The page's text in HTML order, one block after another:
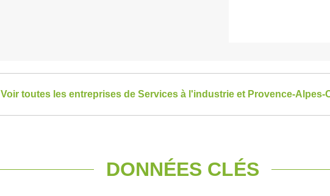
Voir toutes les entreprises de Services à l'industrie et Provence-Alpes-
DONNÉES CLÉS